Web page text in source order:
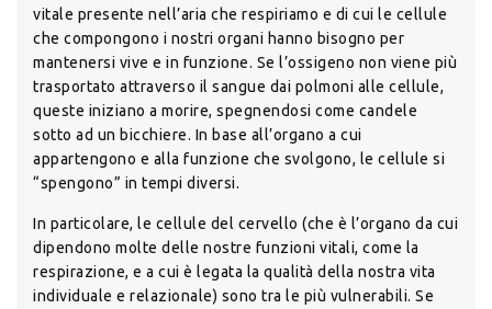
vitale presente nell’aria che respiriamo e di cui le cellule
che compongono i nostri organi hanno bisogno per
mantenersi vive e in funzione. Se l’ossigeno non viene più
trasportato attraverso il sangue dai polmoni alle cellule,
queste iniziano a morire, spegnendosi come candele
sotto ad un bicchiere. In base all’organo a cui
appartengono e alla funzione che svolgono, le cellule si
“spengono” in tempi diversi.
In particolare, le cellule del cervello (che è l’organo da cui
dipendono molte delle nostre funzioni vitali, come la
respirazione, e a cui è legata la qualità della nostra vita
individuale e relazionale) sono tra le più vulnerabili. Se